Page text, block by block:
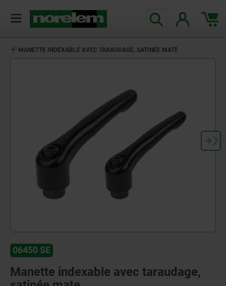
MANETTE INDEXABLE AVEC TARAUDAGE, SATINÉE MATE
06450 SE
Manette indexable avec taraudage,